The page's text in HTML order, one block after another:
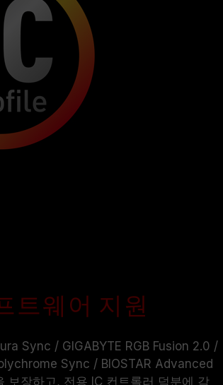
트웨어 지원
Sync / GIGABYTE RGB Fusion 2.0 /
Sync / BIOSTAR Advanced
보장하고, 전용 IC 컨트롤러 덕분에 각